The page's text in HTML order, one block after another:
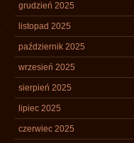
grudzień 2025
listopad 2025
październik 2025
wrzesień 2025
sierpień 2025
lipiec 2025
czerwiec 2025